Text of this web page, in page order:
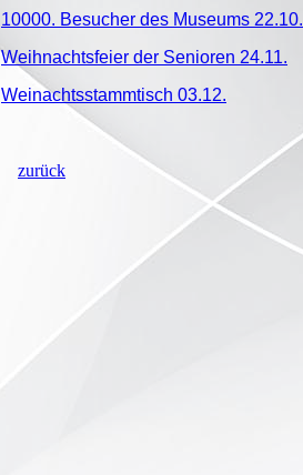
10000. Besucher des Museums 22.10.
Weihnachtsfeier der Senioren 24.11.
Weinachtsstammtisch 03.12.
zurück